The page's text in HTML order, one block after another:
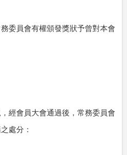
委員會有權頒發獎狀予曾對本會
經會員大會通過後，常務委員會
處分：